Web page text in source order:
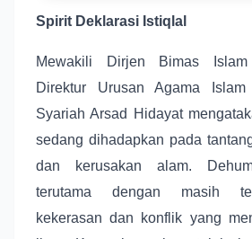
Spirit Deklarasi Istiqlal
Mewakili Dirjen Bimas
Direktur Urusan Agama
Syariah Arsad Hidayat
sedang dihadapkan pada
dan kerusakan alam.
terutama dengan masih
kekerasan dan konflik yang